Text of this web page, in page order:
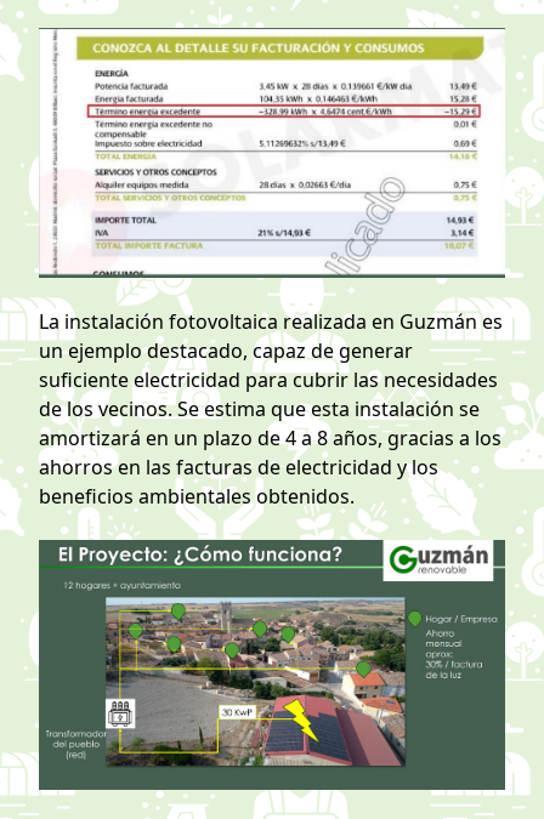
La instalación fotovoltaica realizada en Guzmán es
un ejemplo destacado, capaz de generar
suficiente electricidad para cubrir las necesidades
de los vecinos. Se estima que esta instalación se
amortizará en un plazo de 4 a 8 años, gracias a los
ahorros en las facturas de electricidad y los
beneficios ambientales obtenidos.